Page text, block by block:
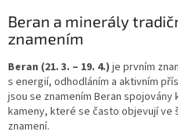
Beran a minerály
znamením
Beran (21. 3. – 19. 4.) je prvním
s energií, odhodláním a aktivním
jsou se znamením Beran
kameny, které se často objevují
znamení.